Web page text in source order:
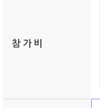
참 가 비